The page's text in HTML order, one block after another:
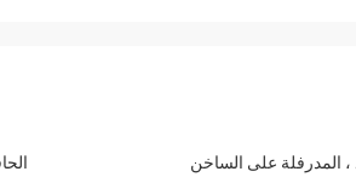
، المدرفلة على الساخن